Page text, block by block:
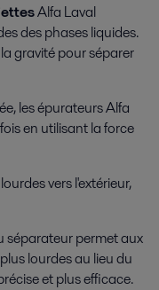
Alfa Laval
des phases liquides.
gravité pour séparer
les épurateurs Alfa
en utilisant la force
vers l'extérieur,
séparateur permet aux
lourdes au lieu du
et plus efficace.